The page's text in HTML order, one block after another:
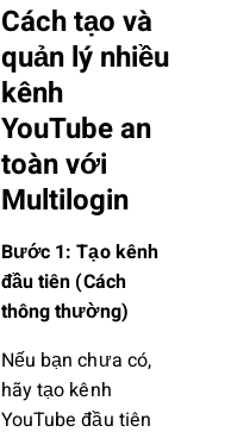
Cách tạo và
quản lý nhiều
kênh
YouTube an
toàn với
Multilogin
Bước 1: Tạo kênh
đầu tiên (Cách
thông thường)
Nếu bạn chưa có,
hãy tạo kênh
YouTube đầu tiên